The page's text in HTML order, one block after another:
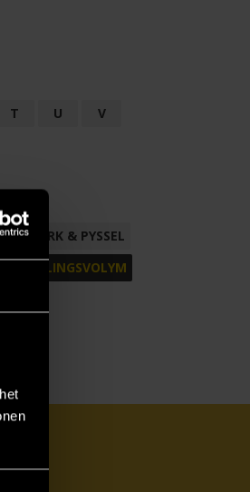
T U
V
& PYSSEL
SAMLINGSVOLYM